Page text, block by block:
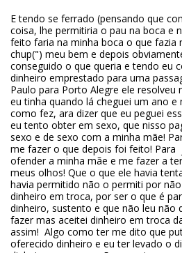
E tendo se ferrado (pensando que
coisa, lhe permitiria o pau na boca e
feito faria na minha boca o que fazia
chup(") meu bem e depois
conseguido o que queria e tendo eu
dinheiro emprestado para uma
Paulo para Porto Alegre ele resolveu
eu tinha quando lá cheguei um ano
como fez, ara dizer que eu peguei
eu tento obter em sexo, que nisso
sexo e de sexo com a minha mãe!
me fazer o que depois foi feito!
ofender a minha mãe e me fazer a
meus olhos! Que o que ele havia
havia permitido não o permiti por
dinheiro em troca, por ser o que é
dinheiro, sustento e que não leu não
fazer mas aceitei dinheiro em troca
assim! Algo como ter me dito que
oferecido dinheiro e eu ter levado o